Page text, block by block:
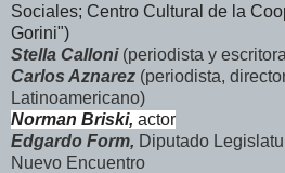
Sociales; Centro Cultural de la
Gorini")
Stella Calloni(periodista y
Carlos Aznarez (periodista,
Latinoamericano)
Norman Briski, actor
Edgardo Form, Diputado
Nuevo Encuentro